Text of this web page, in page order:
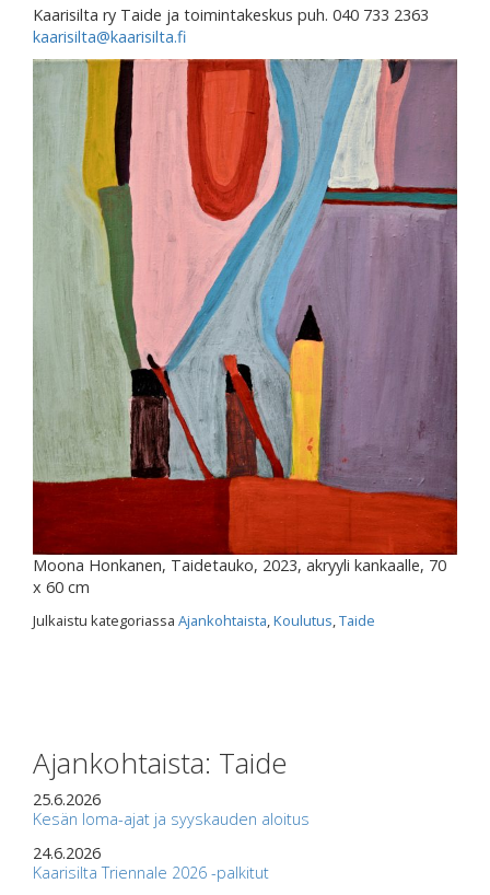
Kaarisilta ry Taide ja toimintakeskus puh. 040 733 2363
kaarisilta@kaarisilta.fi
Moona Honkanen, Taidetauko, 2023, akryyli kankaalle, 70
x 60 cm
Julkaistu kategoriassa Ajankohtaista,Koulutus,Taide
Ajankohtaista: Taide
25.6.2026
Kesän loma-ajat ja syyskauden aloitus
24.6.2026
Kaarisilta Triennale 2026 -palkitut